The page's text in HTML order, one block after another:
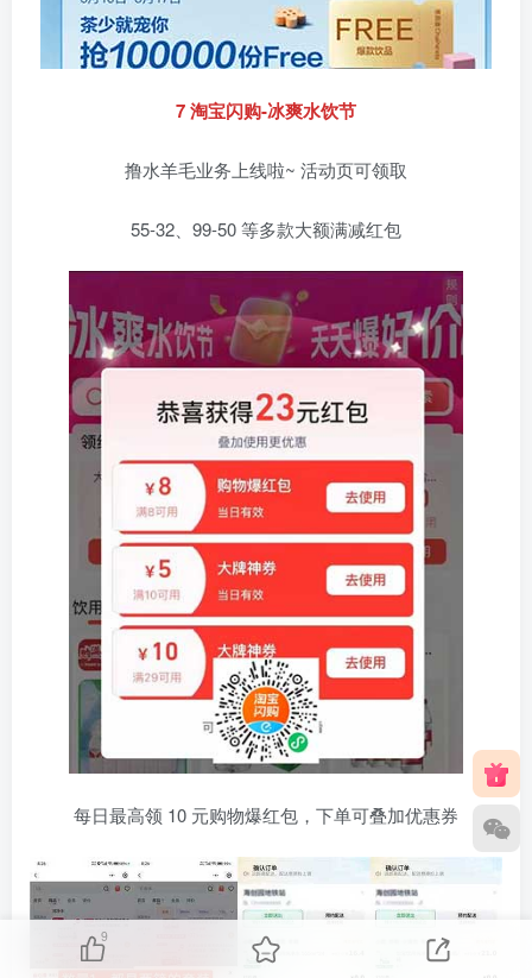
7 淘宝闪购-冰爽水饮节
撸水羊毛业务上线啦~ 活动页可领取
55-32、99-50 等多款大额满减红包
每日最高领 10 元购物爆红包，下单可叠加优惠券
9